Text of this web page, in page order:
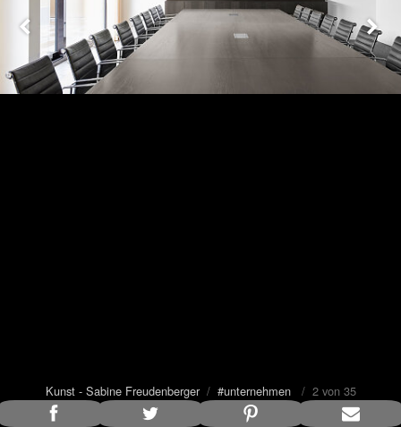
Kunst - Sabine Freudenberger/ #unternehmen/ 2 von 35
Bildunterschrift anzeigen